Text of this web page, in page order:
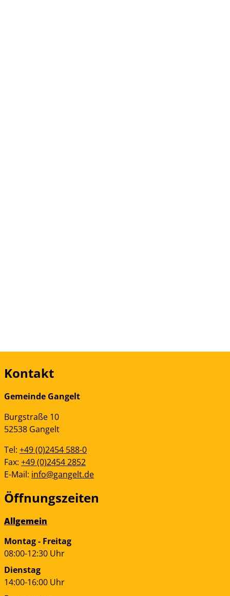
Kontakt
Gemeinde Gangelt
Burgstraße 10
52538 Gangelt
Tel: +49 (0)2454 588-0
Fax: +49 (0)2454 2852
E-Mail: info@gangelt.de
Öffnungszeiten
Allgemein
Montag - Freitag
08:00-12:30 Uhr
Dienstag
14:00-16:00 Uhr